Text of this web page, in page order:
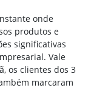
onde
produtos e
significativas
Vale
os clientes dos 3
marcaram